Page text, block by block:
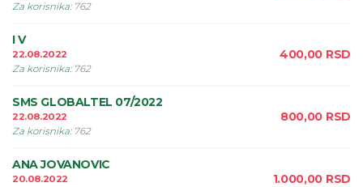
Za korisnika: 762
I V
22.08.2022
Za korisnika: 762
400,00 RSD
SMS GLOBALTEL 07/2022
22.08.2022
Za korisnika: 762
800,00 RSD
ANA JOVANOVIC
20.08.2022
1.000,00 RSD